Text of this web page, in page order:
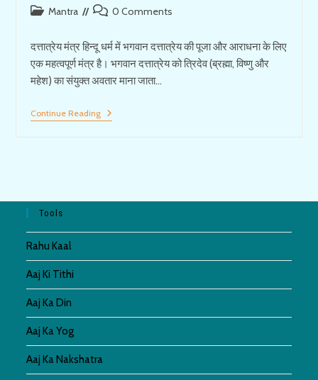
PostMantra
Post0 Comments
दत्तात्रेय मंत्र हिन्दू धर्म में भगवान दत्तात्रेय की पूजा और आराधना के लिए
एक महत्वपूर्ण मंत्र है। भगवान दत्तात्रेय को त्रिदेव (ब्रह्मा, विष्णु और
महेश) का संयुक्त अवतार माना जाता…
Continue ReadingDattatreya
Mantra
|
Tools
Rahu Kaal
Aaj Ki Tithi
Aaj Ka Din
Aaj Ka Yog
Aaj Ka Nakshatra